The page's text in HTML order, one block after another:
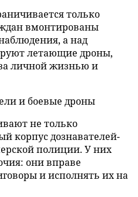
только
вмонтированы
а над
летающие дроны,
личной жизнью и
и боевые дроны
не только
корпус дознавателей-
полиции. У них
они вправе
и исполнять их на